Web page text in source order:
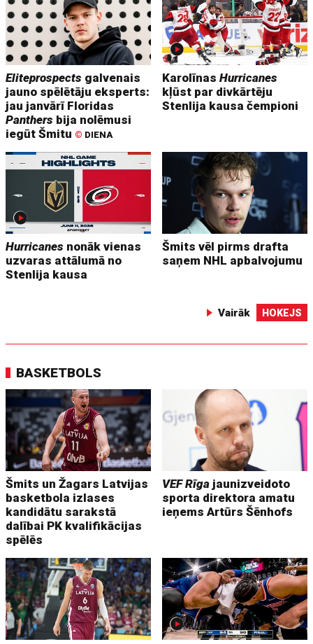
Eliteprospects galvenais
jauno spēlētāju eksperts:
jau janvārī Floridas
Panthers bija nolēmusi
iegūt Šmitu © DIENA
KarolīnasHurricanes
kļūst par divkārtēju
Stenlija kausa čempioni
Hurricanes nonāk vienas
uzvaras attālumā no
Stenlija kausa
Šmits vēl pirms drafta
saņem NHL apbalvojumu
Vairāk HOKEJS
BASKETBOLS
Šmits un Žagars Latvijas
basketbola izlases
kandidātu sarakstā
dalībai PK kvalifikācijas
spēlēs
VEF Rīga jaunizveidoto
sporta direktora amatu
ieņems Artūrs Šēnhofs